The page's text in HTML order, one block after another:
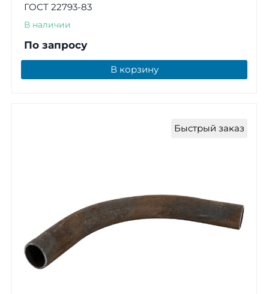
ГОСТ 22793-83
В наличии
По запросу
В корзину
Быстрый заказ